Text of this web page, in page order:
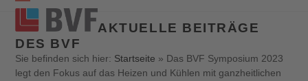
Open
mobile
menu
Close
mobile
menu
AKTUELLE BEITRÄGE
DES BVF
Sie befinden sich hier: Startseite » Das BVF Symposium 2023
legt den Fokus auf das Heizen und Kühlen mit ganzheitlichen